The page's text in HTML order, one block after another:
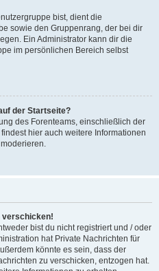
bist, dient die
sowie den Gruppenrang, der bei dir
Ein Administrator kann dir die
im persönlichen Bereich selbst
der Startseite?
des Forenteams, einschließlich der
hier auch weitere Informationen
verschicken!
bist du nicht registriert und / oder
hat Private Nachrichten für
könnte es sein, dass der
zu verschicken, entzogen hat.